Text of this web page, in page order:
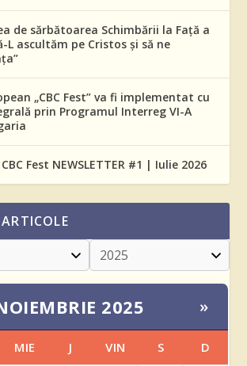
de sărbătoarea Schimbării la Față a
L ascultăm pe Cristos și să ne
„CBC Fest” va fi implementat cu
prin Programul Interreg VI-A
Fest NEWSLETTER #1 | Iulie 2026
2025 »
MIE J VIN S D